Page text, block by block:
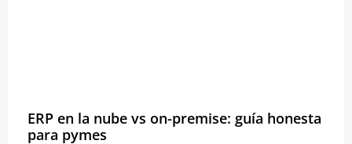
ERP en la nube vs on-premise: guía honesta
para pymes